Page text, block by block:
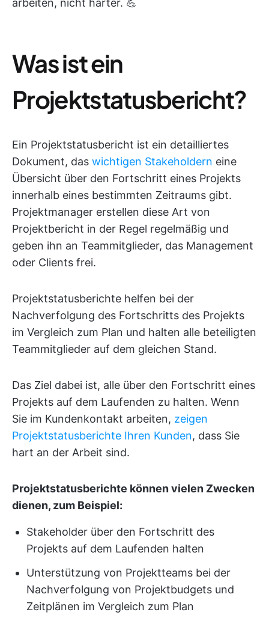
arbeiten, nicht härter. 💪
Was ist ein
Projektstatusbericht?
Ein Projektstatusbericht ist ein detailliertes
Dokument, das wichtigen Stakeholdern eine
Übersicht über den Fortschritt eines Projekts
innerhalb eines bestimmten Zeitraums gibt.
Projektmanager erstellen diese Art von
Projektbericht in der Regel regelmäßig und
geben ihn an Teammitglieder, das Management
oder Clients frei.
Projektstatusberichte helfen bei der
Nachverfolgung des Fortschritts des Projekts
im Vergleich zum Plan und halten alle beteiligten
Teammitglieder auf dem gleichen Stand.
Das Ziel dabei ist, alle über den Fortschritt eines
Projekts auf dem Laufenden zu halten. Wenn
Sie im Kundenkontakt arbeiten, zeigen
Projektstatusberichte Ihren Kunden, dass Sie
hart an der Arbeit sind.
Projektstatusberichte können vielen Zwecken
dienen, zum Beispiel:
Stakeholder über den Fortschritt des
Projekts auf dem Laufenden halten
Unterstützung von Projektteams bei der
Nachverfolgung von Projektbudgets und
Zeitplänen im Vergleich zum Plan